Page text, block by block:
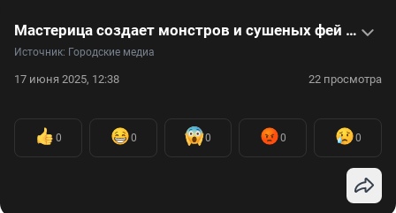
Мастерица создает монстров и сушеных фей — видео
Источник: Городские медиа
17 июня 2025, 12:38 22 просмотра
0 0 0 0 0